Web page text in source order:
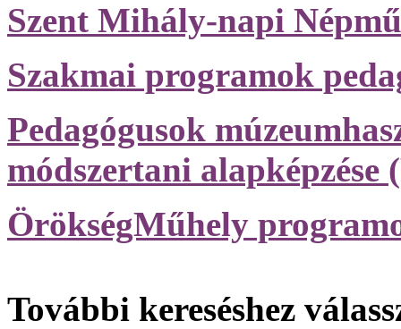
Szent Mihály-napi
Szakmai programok
Pedagógusok
módszertani alapképzése
ÖrökségMűhely
További kereséshez